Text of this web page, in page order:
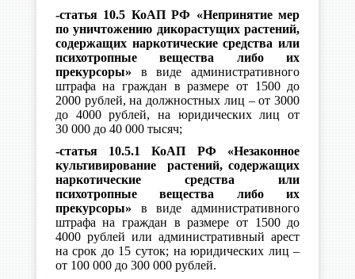
-статья 10.5 КоАП РФ «Непринятие мер
по уничтожению дикорастущих растений,
содержащих наркотические средства или
психотропные вещества либо их
прекурсоры» в виде административного
штрафа на граждан в размере от 1500 до
2000 рублей, на должностных лиц – от 3000
до 4000 рублей, на юридических лиц от
30 000 до 40 000 тысяч;
-статья 10.5.1 КоАП РФ «Незаконное
культивирование растений, содержащих
наркотические средства или
психотропные вещества либо их
прекурсоры» в виде административного
штрафа на граждан в размере от 1500 до
4000 рублей или административный арест
на срок до 15 суток; на юридических лиц –
от 100 000 до 300 000 рублей.